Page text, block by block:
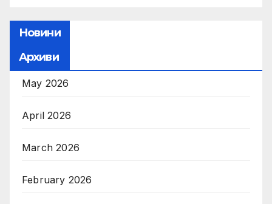
Новини
Архиви
May 2026
April 2026
March 2026
February 2026